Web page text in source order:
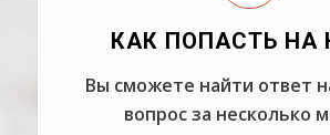
КАК ПОПАСТЬ НА
Вы сможете найти ответ
вопрос за несколько